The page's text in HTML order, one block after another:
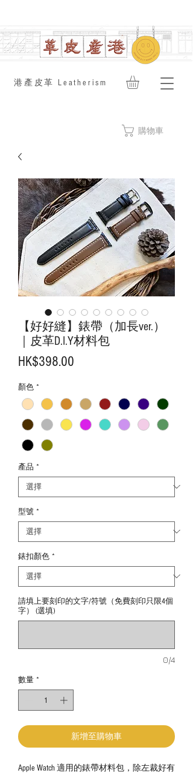
​港產皮革 Leatherism
購物車
【好好縫】錶帶（加長ver.）
｜皮革D.I.Y材料包
HK$398.00
顏色 *
產品 *
型號 *
錶扣顏色 *
請填上要刻印的文字/符號（免費刻印只限4個
字） (選填)
0/4
數量 *
新增至購物車
Apple Watch 適用的錶帶材料包，除左裁好有